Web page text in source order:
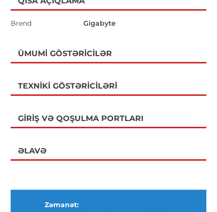
Brend Gigabyte
ÜMUMI GÖSTƏRICILƏR
TEXNIKI GÖSTƏRICILƏRI
GIRIŞ VƏ QOŞULMA PORTLARI
ƏLAVƏ
Zəmanət: